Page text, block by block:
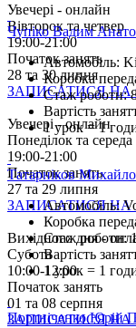
Чупіко Вадим
Автомобіль:
Коробка
Стаж роботи:
Вартість
1 урок = 1
Татарніков
Автомобіль:
Коробка
Стаж роботи:
Вартість
1 урок = 1
Портніченко Юрій
Увечері - онлайн
Вівторок та четвер
19:00-21:00
Початок занять
28 та 30 липня
ЗАПИСАТИСЯ НА
Увечері - онлайн
Понеділок та середа
19:00-21:00
Початок занять
27 та 29 липня
ЗАПИСАТИСЯ НА
Вихідного дня -
Субота
10:00-12:00
Початок занять
01 та 08 серпня
ЗАПИСАТИСЯ НА